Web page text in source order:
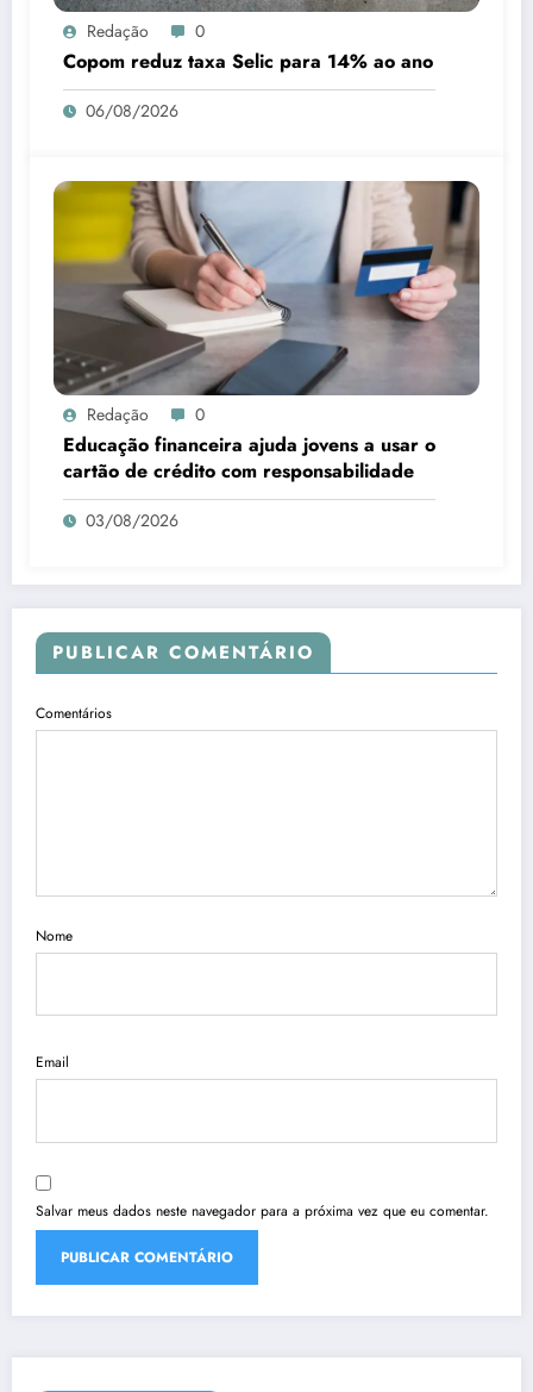
Redação 0
Copom reduz taxa Selic para 14% ao ano
06/08/2026
Redação 0
Educação financeira ajuda jovens a usar o
cartão de crédito com responsabilidade
03/08/2026
PUBLICAR COMENTÁRIO
Comentários
Nome
Email
Salvar meus dados neste navegador para a próxima vez que eu comentar.